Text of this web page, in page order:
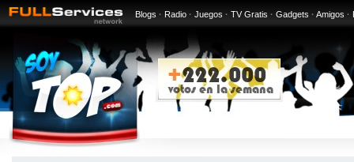
Blogs · Radio · Juegos · TV Gratis · Gadgets · Amigos ·